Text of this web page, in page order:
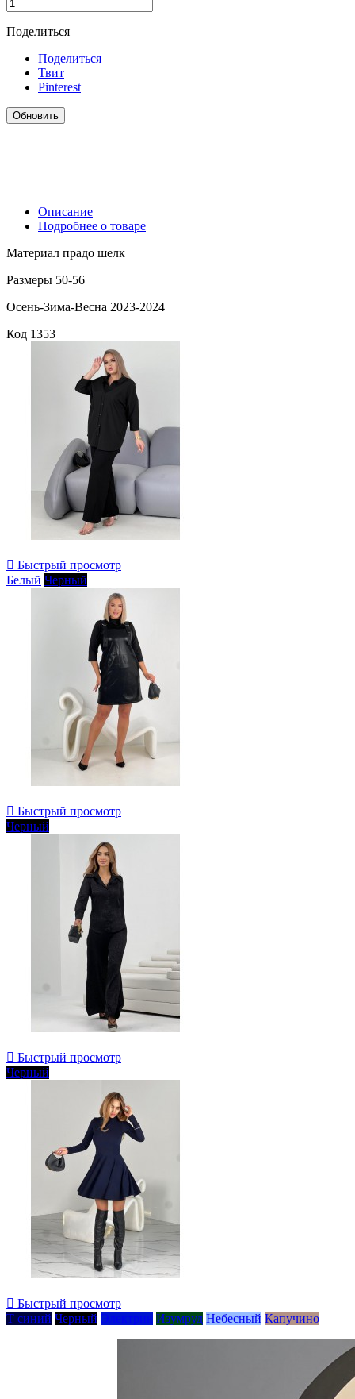
Поделиться
Поделиться
Твит
Pinterest
Описание
Подробнее о товаре
Материал прадо шелк
Размеры 50-56
Осень-Зима-Весна 2023-2024
Код 1353
 Быстрый просмотр
Белый Черный
 Быстрый просмотр
Черный
 Быстрый просмотр
Черный
 Быстрый просмотр
Т синий Черный Электрик Изумруд Небесный Капучино